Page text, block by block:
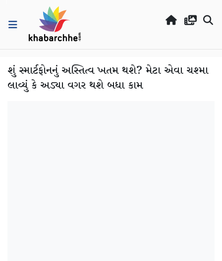
શું સ્માર્ટફોનનું અસ્તિત્વ ખતમ થશે? મેટા એવા ચશ્મા
લાવ્યું કે અડ્યા વગર થશે બધા કામ